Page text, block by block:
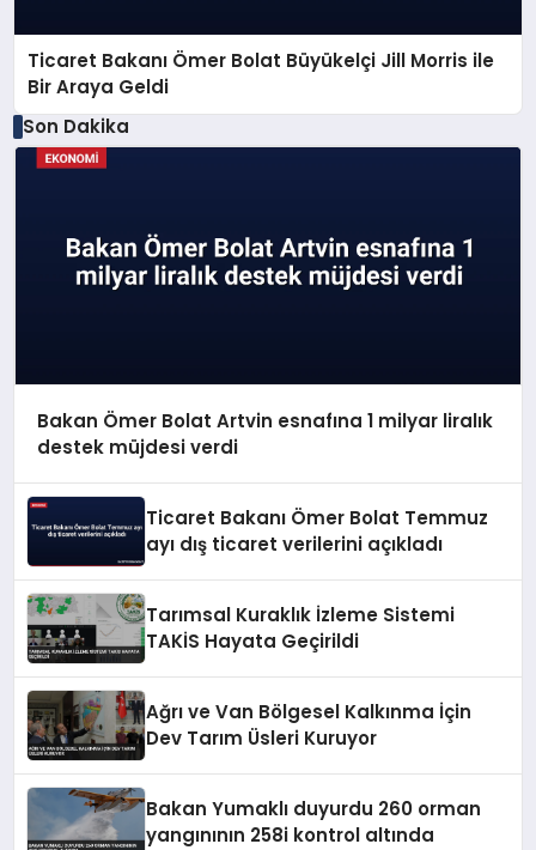
Ticaret Bakanı Ömer Bolat Büyükelçi Jill Morris ile
Bir Araya Geldi
Son Dakika
Bakan Ömer Bolat Artvin esnafına 1 milyar liralık
destek müjdesi verdi
Ticaret Bakanı Ömer Bolat Temmuz
ayı dış ticaret verilerini açıkladı
Tarımsal Kuraklık İzleme Sistemi
TAKİS Hayata Geçirildi
Ağrı ve Van Bölgesel Kalkınma İçin
Dev Tarım Üsleri Kuruyor
Bakan Yumaklı duyurdu 260 orman
yangınının 258i kontrol altında